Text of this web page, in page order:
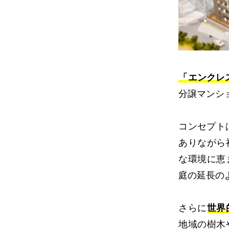
「エンクレ
分譲マンシ
コンセプト
ありながら
な環境に恵
庭の延長の
さらに世界
地域の樹木